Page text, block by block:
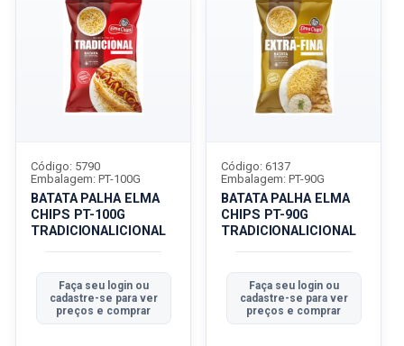
BATATA PALHA ELMA
CHIPS PT-100G
TRADICIONALICIONAL
Código: 5790
Embalagem: PT-100G
Faça seu login ou
cadastre-se para ver
preços e comprar
BATATA PALHA ELMA
CHIPS PT-90G
TRADICIONALICIONAL
Código: 6137
Embalagem: PT-90G
Faça seu login ou
cadastre-se para ver
preços e comprar